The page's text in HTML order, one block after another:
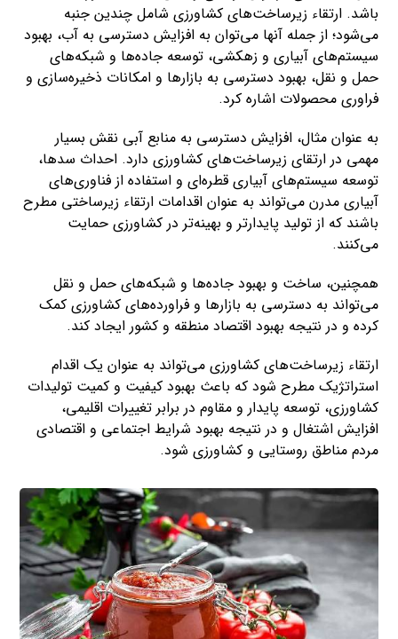
باشد. ارتقاء زیرساخت‌های کشاورزی شامل چندین جنبه
می‌شود؛ از جمله آنها می‌توان به افزایش دسترسی به آب، بهبود
سیستم‌های آبیاری و زهکشی، توسعه جاده‌ها و شبکه‌های
حمل و نقل، بهبود دسترسی به بازارها و امکانات ذخیره‌سازی و
فراوری محصولات اشاره کرد.
به عنوان مثال، افزایش دسترسی به منابع آبی نقش بسیار
مهمی در ارتقای زیرساخت‌های کشاورزی دارد. احداث سدها،
توسعه سیستم‌های آبیاری قطره‌ای و استفاده از فناوری‌های
آبیاری مدرن می‌تواند به عنوان اقدامات ارتقاء زیرساختی مطرح
باشند که از تولید پایدارتر و بهینه‌تر در کشاورزی حمایت
می‌کنند.
همچنین، ساخت و بهبود جاده‌ها و شبکه‌های حمل و نقل
می‌تواند به دسترسی به بازارها و فراورده‌های کشاورزی کمک
کرده و در نتیجه بهبود اقتصاد منطقه و کشور ایجاد کند.
ارتقاء زیرساخت‌های کشاورزی می‌تواند به عنوان یک اقدام
استراتژیک مطرح شود که باعث بهبود کیفیت و کمیت تولیدات
کشاورزی، توسعه پایدار و مقاوم در برابر تغییرات اقلیمی،
افزایش اشتغال و در نتیجه بهبود شرایط اجتماعی و اقتصادی
مردم مناطق روستایی و کشاورزی شود.